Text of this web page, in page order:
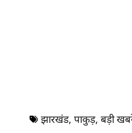
झारखंड, पाकुड़, बड़ी